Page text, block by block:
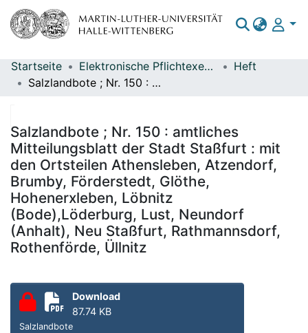
Bereiche & Sammlungen
Statistiken
Startseite Elektronische Pflichtexemplare
Heft
Salzlandbote ; Nr. 150 : amtliches Mitteilungsblatt der Stadt Staßfurt : mit den Ortsteilen Athensleben, Atzendorf, Brumby, Förderstedt, Glöthe, Hohenerxleben, Löbnitz (Bode),Löderburg, Lust, Neundorf (Anhalt), Neu Staßfurt, Rathmannsdorf, Rothenförde, Üllnitz
Salzlandbote ; Nr. 150 : amtliches
Mitteilungsblatt der Stadt Staßfurt : mit
den Ortsteilen Athensleben, Atzendorf,
Brumby, Förderstedt, Glöthe,
Hohenerxleben, Löbnitz
(Bode),Löderburg, Lust, Neundorf
(Anhalt), Neu Staßfurt, Rathmannsdorf,
Rothenförde, Üllnitz
Download
87.74 KB
Salzlandbote